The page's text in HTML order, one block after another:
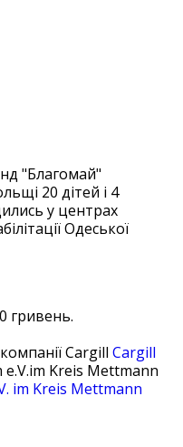
"Благомай"
20 дітей і 4
у центрах
Одеської
гривень.
Cargill Cargill
Kreis Mettmann
im Kreis Mettmann